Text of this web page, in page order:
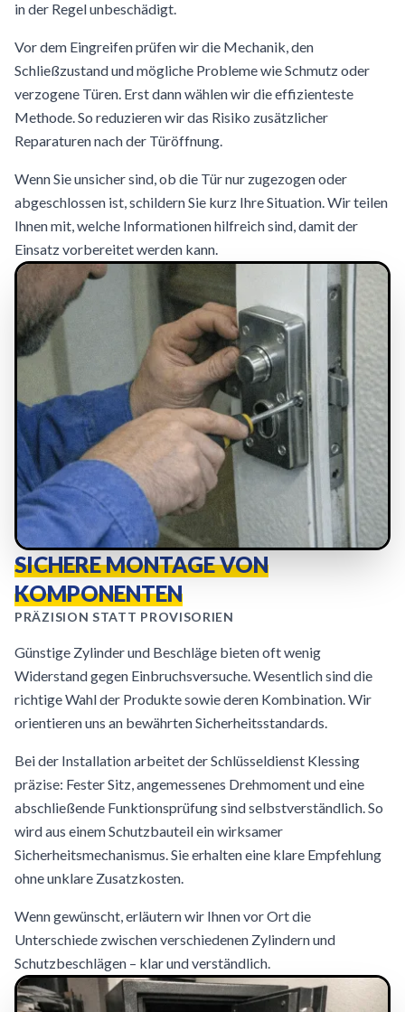
in der Regel unbeschädigt.
Vor dem Eingreifen prüfen wir die Mechanik, den
Schließzustand und mögliche Probleme wie Schmutz oder
verzogene Türen. Erst dann wählen wir die effizienteste
Methode. So reduzieren wir das Risiko zusätzlicher
Reparaturen nach der Türöffnung.
Wenn Sie unsicher sind, ob die Tür nur zugezogen oder
abgeschlossen ist, schildern Sie kurz Ihre Situation. Wir teilen
Ihnen mit, welche Informationen hilfreich sind, damit der
Einsatz vorbereitet werden kann.
SICHERE MONTAGE VON
KOMPONENTEN
PRÄZISION STATT PROVISORIEN
Günstige Zylinder und Beschläge bieten oft wenig
Widerstand gegen Einbruchsversuche. Wesentlich sind die
richtige Wahl der Produkte sowie deren Kombination. Wir
orientieren uns an bewährten Sicherheitsstandards.
Bei der Installation arbeitet der Schlüsseldienst Klessing
präzise: Fester Sitz, angemessenes Drehmoment und eine
abschließende Funktionsprüfung sind selbstverständlich. So
wird aus einem Schutzbauteil ein wirksamer
Sicherheitsmechanismus. Sie erhalten eine klare Empfehlung
ohne unklare Zusatzkosten.
Wenn gewünscht, erläutern wir Ihnen vor Ort die
Unterschiede zwischen verschiedenen Zylindern und
Schutzbeschlägen – klar und verständlich.